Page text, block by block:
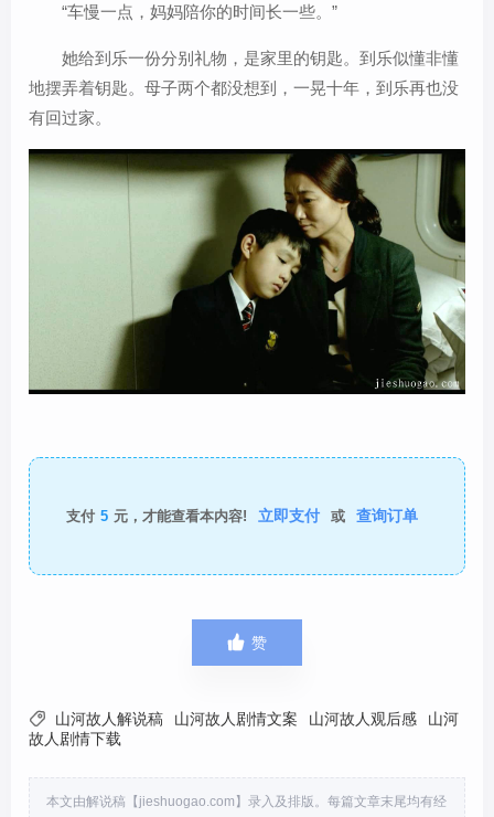
“车慢一点，妈妈陪你的时间长一些。”
她给到乐一份分别礼物，是家里的钥匙。到乐似懂非懂
地摆弄着钥匙。母子两个都没想到，一晃十年，到乐再也没
有回过家。
支付 5 元，才能查看本内容! 立即支付 或 查询订单
 赞
 山河故人解说稿 山河故人剧情文案 山河故人观后感
山河
故人剧情下载
本文由解说稿【jieshuogao.com】录入及排版。每篇文章末尾均有经